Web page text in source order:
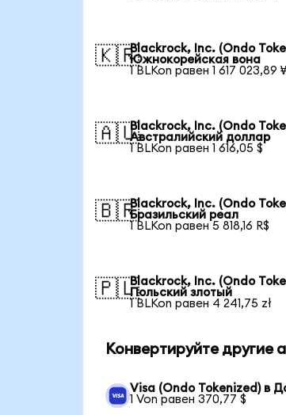
🇰🇷Blackrock, Inc. (Ondo
Южнокорейская вона
1 BLKon равен 1 617 023,89
🇦🇺Blackrock, Inc. (Ondo
Австралийский доллар
1 BLKon равен 1 616,05 $
🇧🇷Blackrock, Inc. (Ondo
Бразильский реал
1 BLKon равен 5 818,16 R$
🇵🇱Blackrock, Inc. (Ondo
Польский злотый
1 BLKon равен 4 241,75 zł
Конвертируйте другие
Visa (Ondo Tokenized) в
1 Von равен 370,77 $